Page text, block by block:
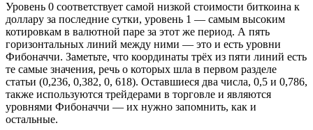
Уровень 0 соответствует самой низкой стоимости биткоина к
доллару за последние сутки, уровень 1 — самым высоким
котировкам в валютной паре за этот же период. А пять
горизонтальных линий между ними — это и есть уровни
Фибоначчи. Заметьте, что координаты трёх из пяти линий есть
те самые значения, речь о которых шла в первом разделе
статьи (0,236, 0,382, 0, 618). Оставшиеся два числа, 0,5 и 0,786,
также используются трейдерами в торговле и являются
уровнями Фибоначчи — их нужно запомнить, как и
остальные.